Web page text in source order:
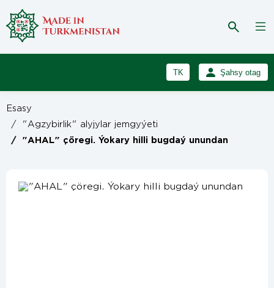
TK
RU
Şahsy otag
Esasy
/
"Agzybirlik" alyjylar jemgyýeti
/ "AHAL" çöregi. Ýokary hilli bugdaý unundan